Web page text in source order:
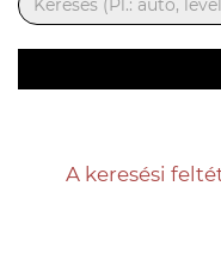
A keresési